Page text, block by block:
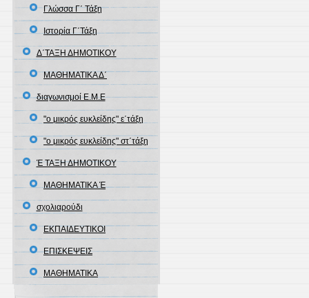
Γλώσσα Γ΄ Τάξη
Ιστορία Γ΄Τάξη
Δ΄ΤΑΞΗ ΔΗΜΟΤΙΚΟΥ
ΜΑΘΗΜΑΤΙΚΑ Δ΄
διαγωνισμοί Ε.Μ.Ε
"ο μικρός ευκλείδης" ε΄τάξη
"ο μικρός ευκλείδης" στ΄τάξη
Έ ΤΑΞΗ ΔΗΜΟΤΙΚΟΥ
ΜΑΘΗΜΑΤΙΚΑ Έ
σχολιαρούδι
ΕΚΠΑΙΔΕΥΤΙΚΟΙ
ΕΠΙΣΚΕΨΕΙΣ
ΜΑΘΗΜΑΤΙΚΑ